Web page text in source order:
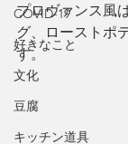
COVID-19
好きなこと
文化
豆腐
キッチン道具
プロヴァンス風
グ、ローストポ
す。